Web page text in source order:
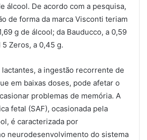
álcool. De acordo com a pesquisa,
de forma da marca Visconti teriam
g de álcool; da Bauducco, a 0,59
Zeros, a 0,45 g.
lactantes, a ingestão recorrente de
em baixas doses, pode afetar o
problemas de memória. A
fetal (SAF), ocasionada pela
é caracterizada por
neurodesenvolvimento do sistema